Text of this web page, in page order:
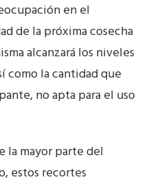
en el
de la próxima cosecha
alcanzará los niveles
como la cantidad que
no apta para el uso
la mayor parte del
estos recortes